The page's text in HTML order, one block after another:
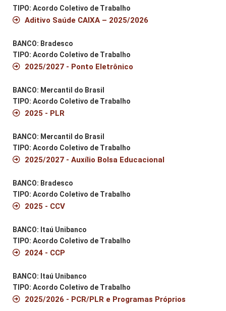
TIPO: Acordo Coletivo de Trabalho
Aditivo Saúde CAIXA – 2025/2026
BANCO: Bradesco
TIPO: Acordo Coletivo de Trabalho
2025/2027 - Ponto Eletrônico
BANCO: Mercantil do Brasil
TIPO: Acordo Coletivo de Trabalho
2025 - PLR
BANCO: Mercantil do Brasil
TIPO: Acordo Coletivo de Trabalho
2025/2027 - Auxílio Bolsa Educacional
BANCO: Bradesco
TIPO: Acordo Coletivo de Trabalho
2025 - CCV
BANCO: Itaú Unibanco
TIPO: Acordo Coletivo de Trabalho
2024 - CCP
BANCO: Itaú Unibanco
TIPO: Acordo Coletivo de Trabalho
2025/2026 - PCR/PLR e Programas Próprios